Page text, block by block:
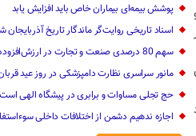
پوشش بیمه‌ای بیماران خاص باید افزایش یابد
اسناد تاریخی روایت‌گر ماندگار تاریخ
سهم 80 درصدی صنعت و تجارت در ارزش‌افزوده البرز
مانور سراسری نظارت دامپزشکی در روز عید
حج تجلی مساوات و برابری در پیشگاه الهی است
اجازه ندهیم دشمن از اختلافات داخلی